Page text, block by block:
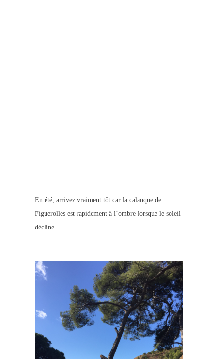
En été, arrivez vraiment tôt car la calanque de
Figuerolles est rapidement à l’ombre lorsque le soleil
décline.